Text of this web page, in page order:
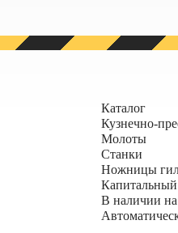
Каталог
Кузнечно-
Молоты
Станки
Ножницы
В наличии на